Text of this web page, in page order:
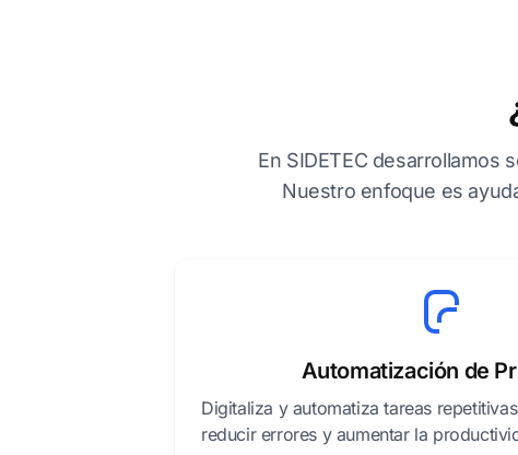
En SIDETEC desarrollamos
Nuestro enfoque es
Automatización de
Digitaliza y automatiza tareas
reducir errores y aumentar la